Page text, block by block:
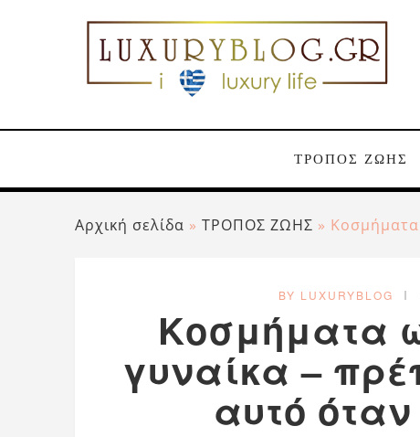
ΤΡΟΠΟΣ ΖΩΗΣ
Αρχική σελίδα » ΤΡΟΠΟΣ ΖΩΗΣ » Κοσμήματα
BY LUXURYBLOG
Κοσμήματα
γυναίκα –
αυτό όταν